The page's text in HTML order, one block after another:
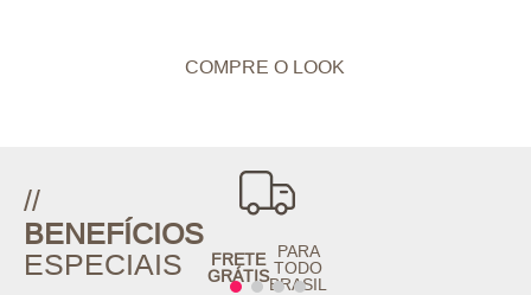
COMPRE O LOOK
//
BENEFÍCIOS
ESPECIAIS
FRETE
GRÁTIS
PARA
TODO
BRASIL